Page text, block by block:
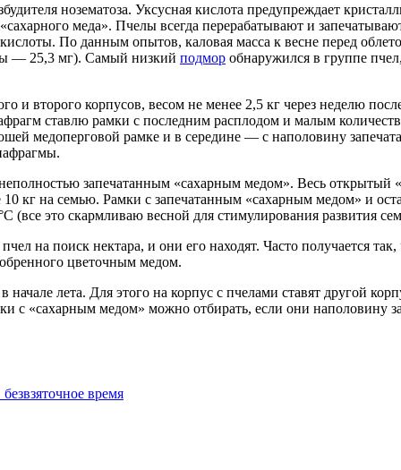
нозематоза. Уксусная кислота предупреждает
меда». Пчелы всегда перерабатывают и
По данным опытов, каловая масса к весне перед
— 25,3 мг). Самый низкий подмор обнаружился в группе
и второго корпусов, весом не менее 2,5 кг через неделю
ставлю рамки с последним расплодом и малым
медоперговой рамке и в середине — с наполовину
запечатанным «сахарным медом». Весь
10 кг на семью. Рамки с запечатанным «сахарным медом» и
(все это скармливаю весной для стимулирования развития
на поиск нектара, и они его находят. Часто получается
цветочным медом.
лета. Для этого на корпус с пчелами ставят другой
с «сахарным медом» можно отбирать, если они наполовину
время